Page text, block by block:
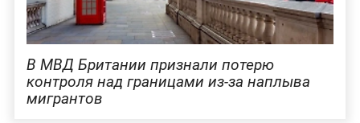
В МВД Британии признали потерю
контроля над границами из-за наплыва
мигрантов